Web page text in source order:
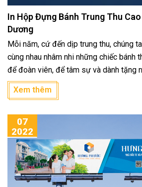
In Hộp Đựng Bánh Trung Thu
Dương
Mỗi năm, cứ đến dịp trung thu, chúng
cùng nhau nhâm nhi những chiếc bánh
để đoàn viên, để tâm sự và dành tặng
trung thu đậm nghĩa tình. Những chiếc
không thể thiếu hộp đựng ấn tượng,
chỉ in hộp bánh trung thu theo yêu cầu
xứng đáng là đơn vị “chọn mặt gửi
Xem thêm
07
2022